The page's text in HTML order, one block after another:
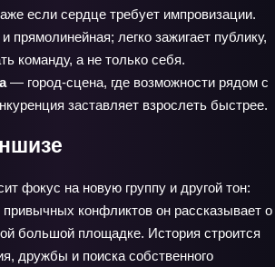
если сердце требует импровизации.
прямолинейная; легко зажигает публику,
команду, а не только себя.
— город‑сцена, где возможности рядом с
заставляет взрослеть быстрее.
фокус на новую группу и другой тон:
конфликтов он рассказывает о
большой площадке. История строится
дружбы и поиска собственного